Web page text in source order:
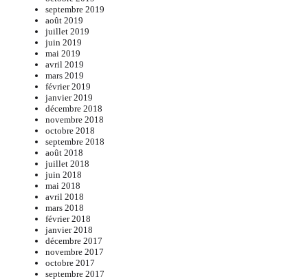
septembre 2019
août 2019
juillet 2019
juin 2019
mai 2019
avril 2019
mars 2019
février 2019
janvier 2019
décembre 2018
novembre 2018
octobre 2018
septembre 2018
août 2018
juillet 2018
juin 2018
mai 2018
avril 2018
mars 2018
février 2018
janvier 2018
décembre 2017
novembre 2017
octobre 2017
septembre 2017